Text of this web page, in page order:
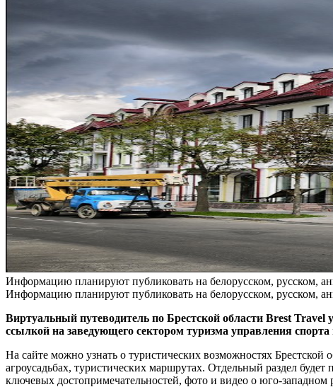
Информацию планируют публиковать на белорусском, русском,
Информацию планируют публиковать на белорусском, русском,
Виртуальный путеводитель по Брестской области Brest
ссылкой на заведующего сектором туризма управления
На сайте можно узнать о туристических возможностях Брестской
агроусадьбах, туристических маршрутах. Отдельный раздел
ключевых достопримечательностей, фото и видео о юго-западном